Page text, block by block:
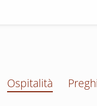
Ospitalità